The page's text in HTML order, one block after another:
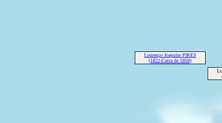
Lourenço Joaquim PIRES
(1822-Cerca de 1858)